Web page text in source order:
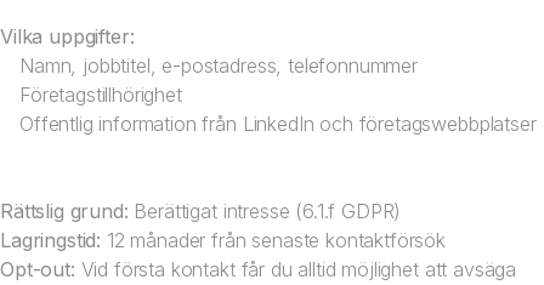
Vilka uppgifter:
Namn, jobbtitel, e-postadress, telefonnummer
Företagstillhörighet
Offentlig information från LinkedIn och företagswebbplatser
Rättslig grund: Berättigat intresse (6.1.f GDPR)
Lagringstid: 12 månader från senaste kontaktförsök
Opt-out: Vid första kontakt får du alltid möjlighet att avsäga